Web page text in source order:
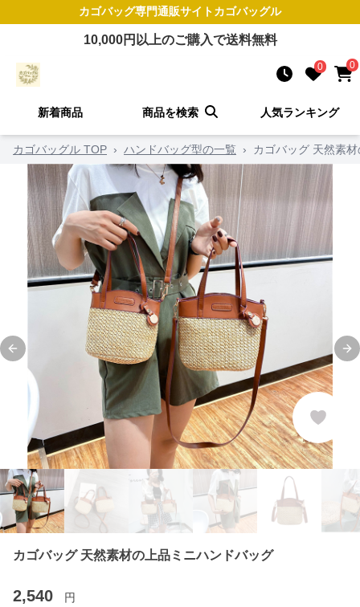
カゴバッグ専門通販サイトカゴバッグル
10,000円以上のご購入で送料無料
0 0
新着商品 商品を検索 人気ランキング
カゴバッグル TOP › ハンドバッグ型の一覧 › カゴバッグ 天然素
Previous slide
カゴバッグ 天然素材の上品ミニハンドバッグ
2,540 円